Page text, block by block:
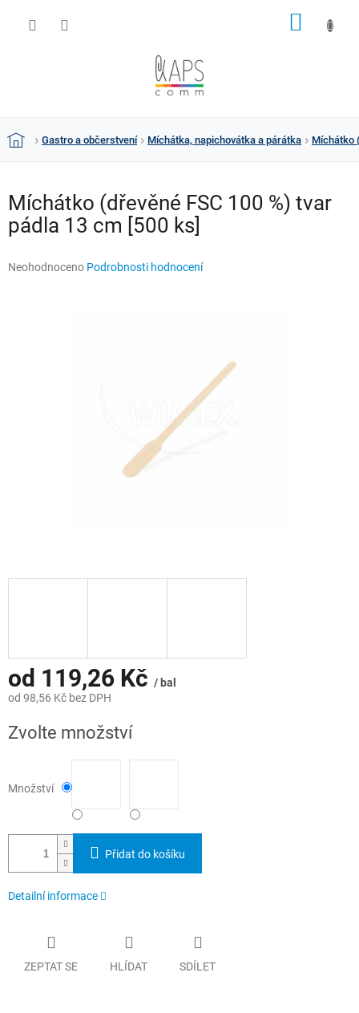
DomůGastro a občerstvení Míchátka, napichovátka a párátka Míchátko
Míchátko (dřevěné FSC 100 %) tvar
pádla 13 cm [500 ks]
Průměrné
Neohodnoceno Podrobnosti hodnocení
od 119,26 Kč / bal
od 98,56 Kč bez DPH
cena:
Zvolte množství
Množství
Přidat do košíku
Detailní informace
ZEPTAT SE HLÍDAT SDÍLET